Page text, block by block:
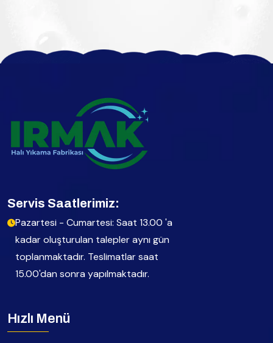
Servis Saatlerimiz:
Pazartesi - Cumartesi: Saat 13.00 'a
kadar oluşturulan talepler aynı gün
toplanmaktadır. Teslimatlar saat
15.00'dan sonra yapılmaktadır.
Hızlı Menü